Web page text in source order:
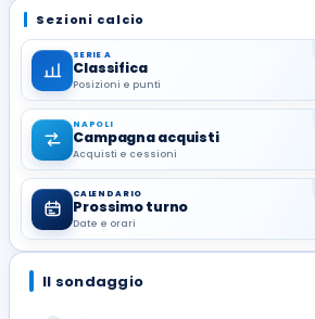
Sezioni calcio
SERIE A
Classifica
Posizioni e punti
NAPOLI
Campagna acquisti
Acquisti e cessioni
CALENDARIO
Prossimo turno
Date e orari
Il sondaggio